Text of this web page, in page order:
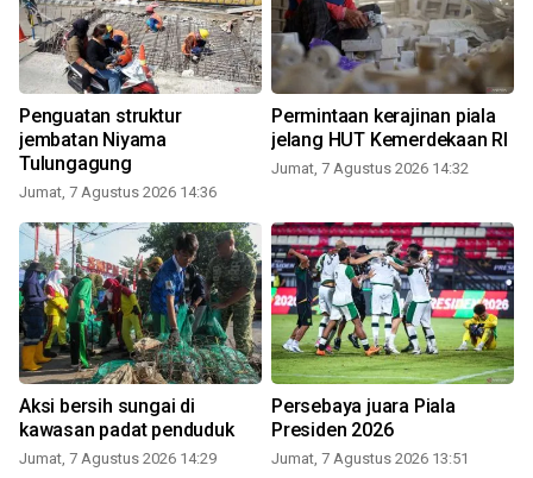
Penguatan struktur
jembatan Niyama
Tulungagung
Jumat, 7 Agustus 2026 14:36
Permintaan kerajinan piala
jelang HUT Kemerdekaan RI
Jumat, 7 Agustus 2026 14:32
Aksi bersih sungai di
kawasan padat penduduk
Jumat, 7 Agustus 2026 14:29
Persebaya juara Piala
Presiden 2026
Jumat, 7 Agustus 2026 13:51